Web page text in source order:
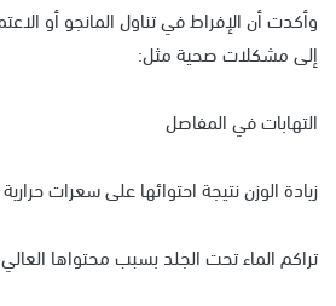
وأكدت أن الإفراط في تناول المانجو أو
إلى مشكلات صحية مثل:
التهابات في المفاصل
زيادة الوزن نتيجة احتوائها على سعرات
تراكم الماء تحت الجلد بسبب محتواها